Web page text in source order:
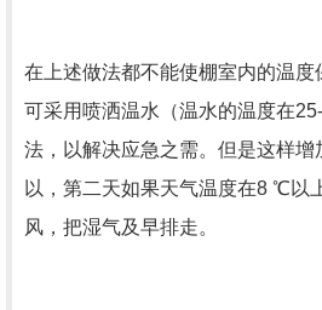
在上述做法都不能使棚室内的温度
可采用喷洒温水（温水的温度在
法，以解决应急之需。但是这样增
以，第二天如果天气温度在8 ℃以
风，把湿气及早排走。